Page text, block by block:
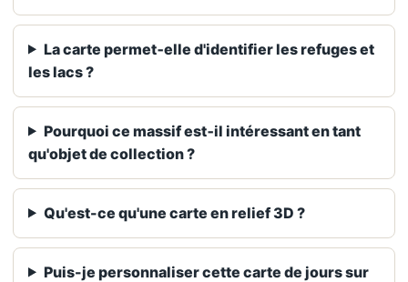
La carte permet‑elle d'identifier les refuges et
les lacs ?
Pourquoi ce massif est‑il intéressant en tant
qu'objet de collection ?
Qu'est-ce qu'une carte en relief 3D ?
Puis-je personnaliser cette carte de jours sur